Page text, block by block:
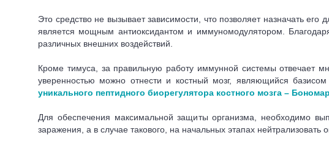
Это средство не вызывает зависимости, что позволяет назначать
является мощным антиоксидантом и иммуномодулятором.
различных внешних воздействий.
Кроме тимуса, за правильную работу иммунной системы отвечает
уверенностью можно отнести и костный мозг, являющийся
уникального пептидного биорегулятора костного мозга –
Для обеспечения максимальной защиты организма, необходимо
заражения, а в случае такового, на начальных этапах нейтрализовать